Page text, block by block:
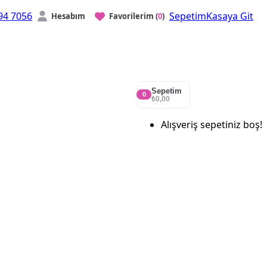
7056 Hesabım Favorilerim (0) SepetimKasaya Git
0 Sepetim
₺0,00
Alışveriş sepetiniz boş!